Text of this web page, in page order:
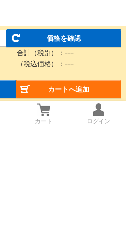
価格を確認
合計（税別）： ---
（税込価格）： ---
カートへ追加
カート ログイン